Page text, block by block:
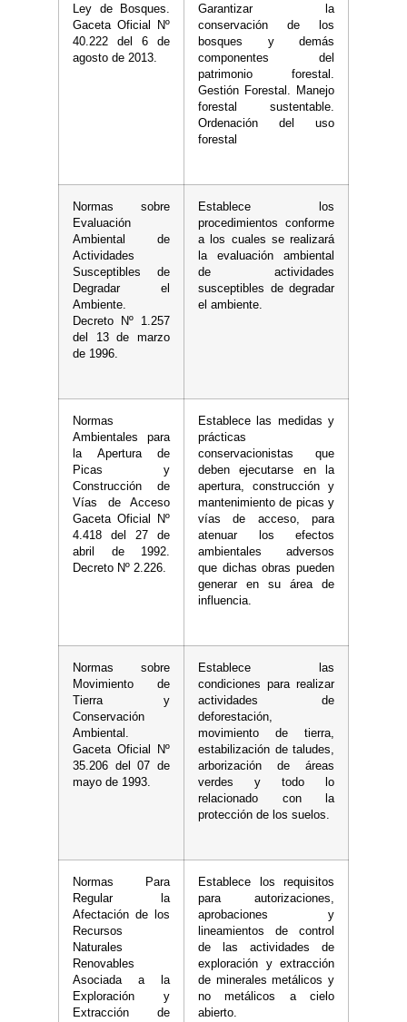
Ley de Bosques.
Gaceta Oficial Nº
40.222 del 6 de
agosto de 2013.
Garantizar la
conservación de los
bosques y demás
componentes del
patrimonio forestal.
Gestión Forestal. Manejo
forestal sustentable.
Ordenación del uso
forestal
Normas sobre
Evaluación
Ambiental de
Actividades
Susceptibles de
Degradar el
Ambiente.
Decreto Nº 1.257
del 13 de marzo
de 1996.
Establece los
procedimientos conforme
a los cuales se realizará
la evaluación ambiental
de actividades
susceptibles de degradar
el ambiente.
Normas
Ambientales para
la Apertura de
Picas y
Construcción de
Vías de Acceso
Gaceta Oficial Nº
4.418 del 27 de
abril de 1992.
Decreto Nº 2.226.
Establece las medidas y
prácticas
conservacionistas que
deben ejecutarse en la
apertura, construcción y
mantenimiento de picas y
vías de acceso, para
atenuar los efectos
ambientales adversos
que dichas obras pueden
generar en su área de
influencia.
Normas sobre
Movimiento de
Tierra y
Conservación
Ambiental.
Gaceta Oficial Nº
35.206 del 07 de
mayo de 1993.
Establece las
condiciones para realizar
actividades de
deforestación,
movimiento de tierra,
estabilización de taludes,
arborización de áreas
verdes y todo lo
relacionado con la
protección de los suelos.
Normas Para
Regular la
Afectación de los
Recursos
Naturales
Renovables
Asociada a la
Exploración y
Extracción de
Establece los requisitos
para autorizaciones,
aprobaciones y
lineamientos de control
de las actividades de
exploración y extracción
de minerales metálicos y
no metálicos a cielo
abierto.